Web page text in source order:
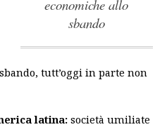
economiche allo
sbando
, tutt’oggi in parte non
latina: società umiliate